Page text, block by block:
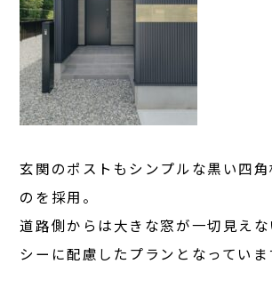
玄関のポストもシンプルな黒い四角
のを採用。
道路側からは大きな窓が一切見え
シーに配慮したプランとなっていま